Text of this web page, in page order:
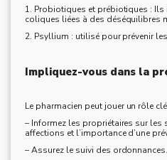
1. Probiotiques et prébiotiques :
coliques liées à des déséquilibres
2. Psyllium : utilisé pour prévenir
Impliquez-vous dans la
Le pharmacien peut jouer un rôle
– Informez les propriétaires sur les
affections et l’importance d’une
– Assurez le suivi des ordonnances.